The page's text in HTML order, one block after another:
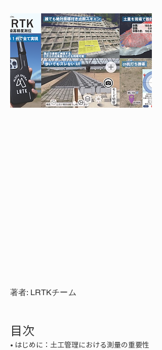
著者: LRTKチーム
目次
• はじめに：土工管理における測量の重要性